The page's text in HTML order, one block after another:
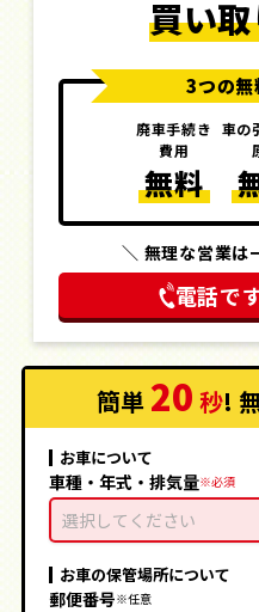
買い
3つの無
廃車手続き
費用
無料
車の
＼ 無理な営業は
電話で
簡単 20 秒!
お車について
車種・年式・排気量
選択してください
お車の保管場所について
郵便番号